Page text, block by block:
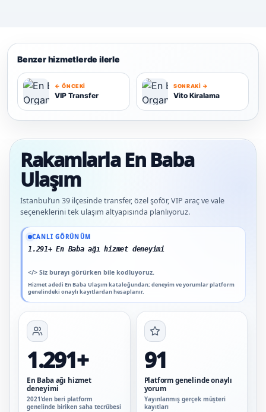
Benzer hizmetlerde ilerle
V
← ÖNCEKI
VIP Transfer
V
SONRAKI →
Vito Kiralama
Rakamlarla En Baba
Ulaşım
İstanbul’un 39 ilçesinde transfer, özel şoför, VIP araç ve vale
seçeneklerini tek ulaşım altyapısında planlıyoruz.
CANLI GÖRÜNÜM
1.291+ En Baba ağı hizmet deneyimi
</> Siz burayı görürken bile kodluyoruz.
Hizmet adedi En Baba Ulaşım kataloğundan; deneyim ve yorumlar platform
genelindeki onaylı kayıtlardan hesaplanır.
Güncel veriler: 1.291+ En Baba ağı hizmet deneyimi; 91 platform genelinde
1.291+
En Baba ağı hizmet
deneyimi
2021’den beri platform
genelinde biriken saha tecrübesi
91
Platform genelinde onaylı
yorum
Yayınlanmış gerçek müşteri
kayıtları